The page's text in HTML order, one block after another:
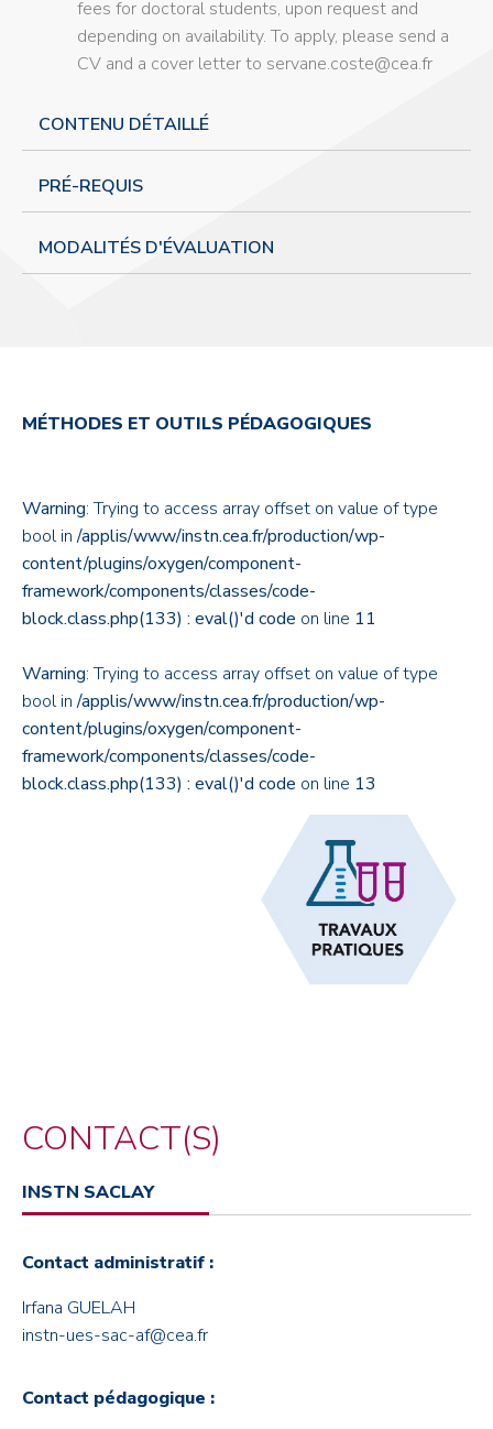
fees for doctoral students, upon request and
depending on availability. To apply, please send a
CV and a cover letter to servane.coste@cea.fr
CONTENU DÉTAILLÉ
PRÉ-REQUIS
MODALITÉS D'ÉVALUATION
MÉTHODES ET OUTILS PÉDAGOGIQUES
Warning: Trying to access array offset on value of type
bool in/applis/www/instn.cea.fr/production/wp-
content/plugins/oxygen/component-
framework/components/classes/code-
block.class.php(133) : eval()'d code on line 11
Warning: Trying to access array offset on value of type
bool in/applis/www/instn.cea.fr/production/wp-
content/plugins/oxygen/component-
framework/components/classes/code-
block.class.php(133) : eval()'d code on line 13
CONTACT(S)
INSTN SACLAY
Contact administratif :
Irfana GUELAH
instn-ues-sac-af@cea.fr
Contact pédagogique :